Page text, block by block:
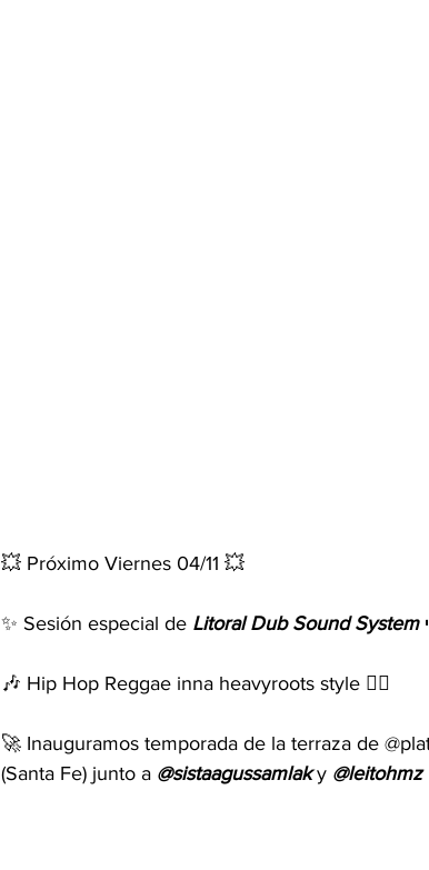
💥 Próximo Viernes 04/11 💥
✨ Sesión especial de Litoral Dub Sound System
🎶 Hip Hop Reggae inna heavyroots style ✊🏿
🚀 Inauguramos temporada de la terraza de
(Santa Fe) junto a @sistaagussamlak y @leitohmz